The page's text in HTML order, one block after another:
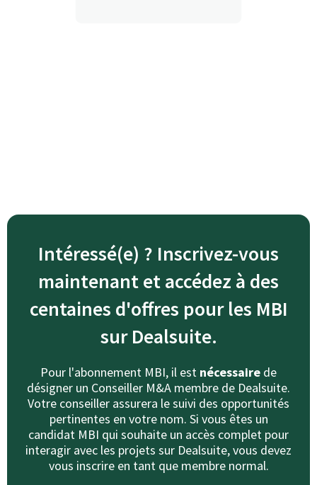
Intéressé(e) ? Inscrivez-vous
maintenant et accédez à des
centaines d'offres pour les MBI
sur Dealsuite.
Pour l'abonnement MBI, il est nécessaire de
désigner un Conseiller M&A membre de Dealsuite.
Votre conseiller assurera le suivi des opportunités
pertinentes en votre nom. Si vous êtes un
candidat MBI qui souhaite un accès complet pour
interagir avec les projets sur Dealsuite, vous devez
vous inscrire en tant que membre normal.